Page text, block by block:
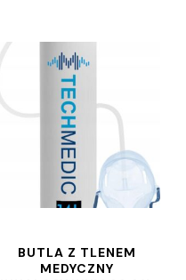
BUTLA Z TLENEM
MEDYCZNY